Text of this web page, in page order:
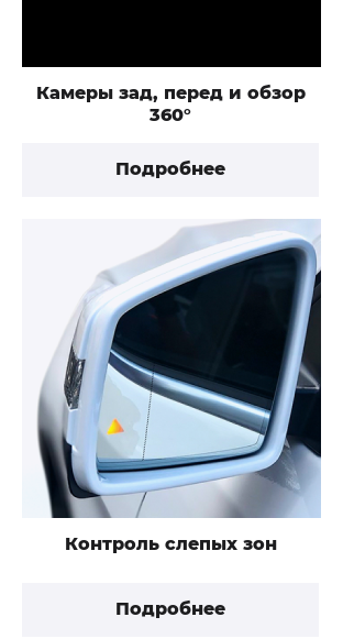
Камеры зад, перед и обзор
360°
Подробнее
Контроль слепых зон
Подробнее